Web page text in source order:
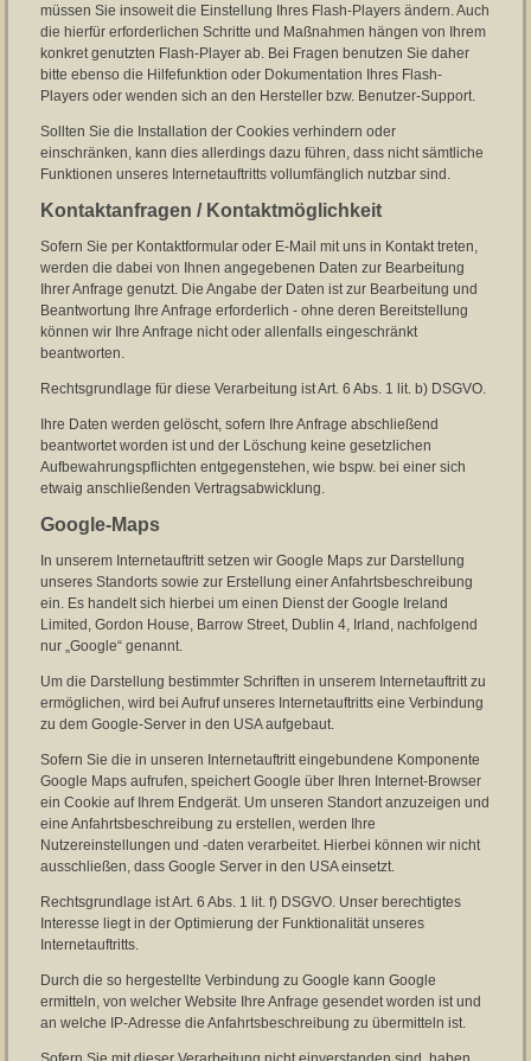
müssen Sie insoweit die Einstellung Ihres Flash-Players ändern. Auch
die hierfür erforderlichen Schritte und Maßnahmen hängen von Ihrem
konkret genutzten Flash-Player ab. Bei Fragen benutzen Sie daher
bitte ebenso die Hilfefunktion oder Dokumentation Ihres Flash-
Players oder wenden sich an den Hersteller bzw. Benutzer-Support.
Sollten Sie die Installation der Cookies verhindern oder
einschränken, kann dies allerdings dazu führen, dass nicht sämtliche
Funktionen unseres Internetauftritts vollumfänglich nutzbar sind.
Kontaktanfragen / Kontaktmöglichkeit
Sofern Sie per Kontaktformular oder E-Mail mit uns in Kontakt treten,
werden die dabei von Ihnen angegebenen Daten zur Bearbeitung
Ihrer Anfrage genutzt. Die Angabe der Daten ist zur Bearbeitung und
Beantwortung Ihre Anfrage erforderlich - ohne deren Bereitstellung
können wir Ihre Anfrage nicht oder allenfalls eingeschränkt
beantworten.
Rechtsgrundlage für diese Verarbeitung ist Art. 6 Abs. 1 lit. b) DSGVO.
Ihre Daten werden gelöscht, sofern Ihre Anfrage abschließend
beantwortet worden ist und der Löschung keine gesetzlichen
Aufbewahrungspflichten entgegenstehen, wie bspw. bei einer sich
etwaig anschließenden Vertragsabwicklung.
Google-Maps
In unserem Internetauftritt setzen wir Google Maps zur Darstellung
unseres Standorts sowie zur Erstellung einer Anfahrtsbeschreibung
ein. Es handelt sich hierbei um einen Dienst der Google Ireland
Limited, Gordon House, Barrow Street, Dublin 4, Irland, nachfolgend
nur „Google“ genannt.
Um die Darstellung bestimmter Schriften in unserem Internetauftritt zu
ermöglichen, wird bei Aufruf unseres Internetauftritts eine Verbindung
zu dem Google-Server in den USA aufgebaut.
Sofern Sie die in unseren Internetauftritt eingebundene Komponente
Google Maps aufrufen, speichert Google über Ihren Internet-Browser
ein Cookie auf Ihrem Endgerät. Um unseren Standort anzuzeigen und
eine Anfahrtsbeschreibung zu erstellen, werden Ihre
Nutzereinstellungen und -daten verarbeitet. Hierbei können wir nicht
ausschließen, dass Google Server in den USA einsetzt.
Rechtsgrundlage ist Art. 6 Abs. 1 lit. f) DSGVO. Unser berechtigtes
Interesse liegt in der Optimierung der Funktionalität unseres
Internetauftritts.
Durch die so hergestellte Verbindung zu Google kann Google
ermitteln, von welcher Website Ihre Anfrage gesendet worden ist und
an welche IP-Adresse die Anfahrtsbeschreibung zu übermitteln ist.